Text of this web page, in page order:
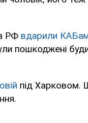
РФ вдарили
пошкоджені
під Харковом.